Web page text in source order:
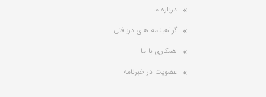
درباره ما
گواهینامه های دریافتی
همکاری با ما
عضویت در خبرنامه